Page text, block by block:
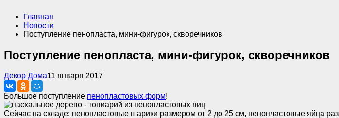
Главная
Новости
Поступление пенопласта, мини-фигурок, скворечников
Поступление пенопласта, мини-фигурок, скворечников
Декор Дома11 января 2017
Большое поступление пенопластовых форм!
Сейчас на складе: пенопластовые шарики размером от 2 до 25 см, пенопластовые яйца